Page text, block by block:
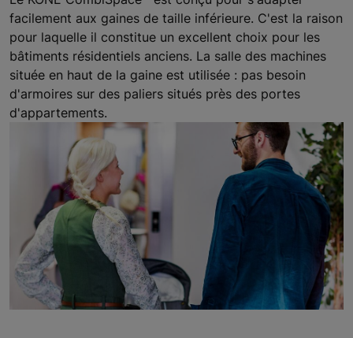
facilement aux gaines de taille inférieure. C'est la raison
pour laquelle il constitue un excellent choix pour les
bâtiments résidentiels anciens. La salle des machines
située en haut de la gaine est utilisée : pas besoin
d'armoires sur des paliers situés près des portes
d'appartements.